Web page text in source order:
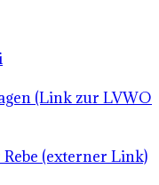
(Link zur LVWO
(externer Link)